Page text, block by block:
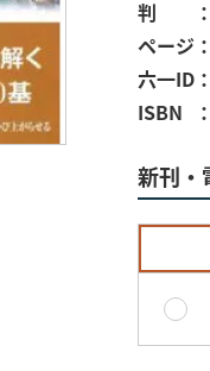
判
ページ
六一ID
ISBN
新刊・